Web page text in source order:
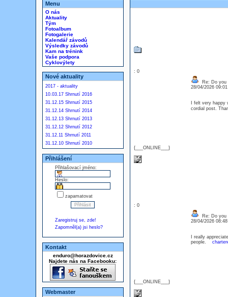
Menu
O nás
Aktuality
Tým
Fotoalbum
Fotogalerie
Kalendář závodů
Výsledky závodů
Kam na trénink
Vaše podpora
Cyklovýlety
Nové aktuality
2017 - aktuality
10.03.17 Shrnutí 2016
31.12.15 Shrnutí 2015
31.12.14 Shrnutí 2014
31.12.13 Shrnutí 2013
31.12.12 Shrnutí 2012
31.12.11 Shrnutí 2011
31.12.10 Shrnutí 2010
Přihlášení
Přihlašovací jméno:
Heslo:
zapamatovat
Zaregistruj se, zde!
Zapomněl(a) jsi heslo?
Kontakt
enduro@horazdovice.cz
Najdete nás na Facebooku:
Webmaster
: 0
{___ONLINE___}
Re: Do you
28/04/2026
I felt very
cordial post.
: 0
{___ONLINE___}
Re: Do you
28/04/2026
I really
people.